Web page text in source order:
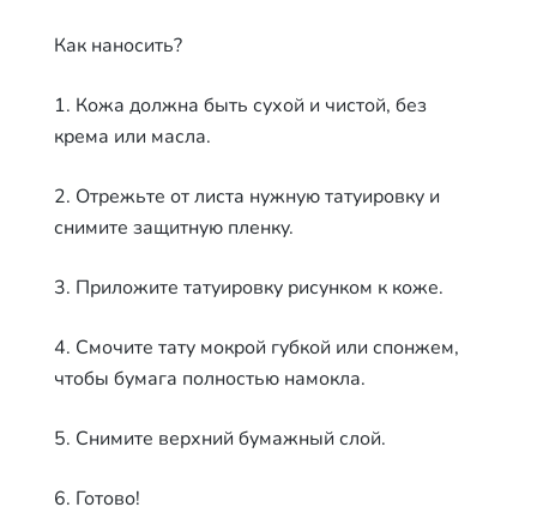
Как наносить?
1. Кожа должна быть сухой и чистой, без
крема или масла.
2. Отрежьте от листа нужную татуировку и
снимите защитную пленку.
3. Приложите татуировку рисунком к коже.
4. Смочите тату мокрой губкой или спонжем,
чтобы бумага полностью намокла.
5. Снимите верхний бумажный слой.
6. Готово!